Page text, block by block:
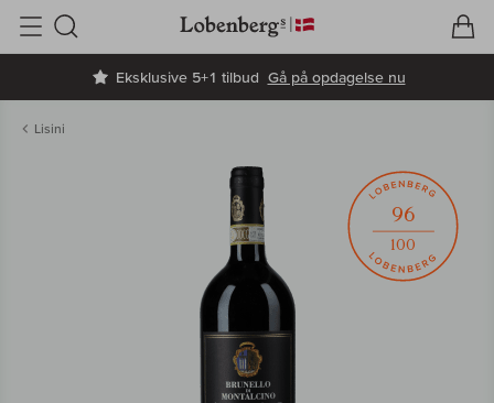
Eksklusive 5+1 tilbud Gå på opdagelse nu
Søg
Lisini
96
100